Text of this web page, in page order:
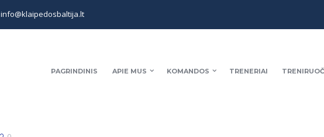
info@klaipedosbaltija.lt
PAGRINDINIS APIE MUS KOMANDOS TRENERIAI